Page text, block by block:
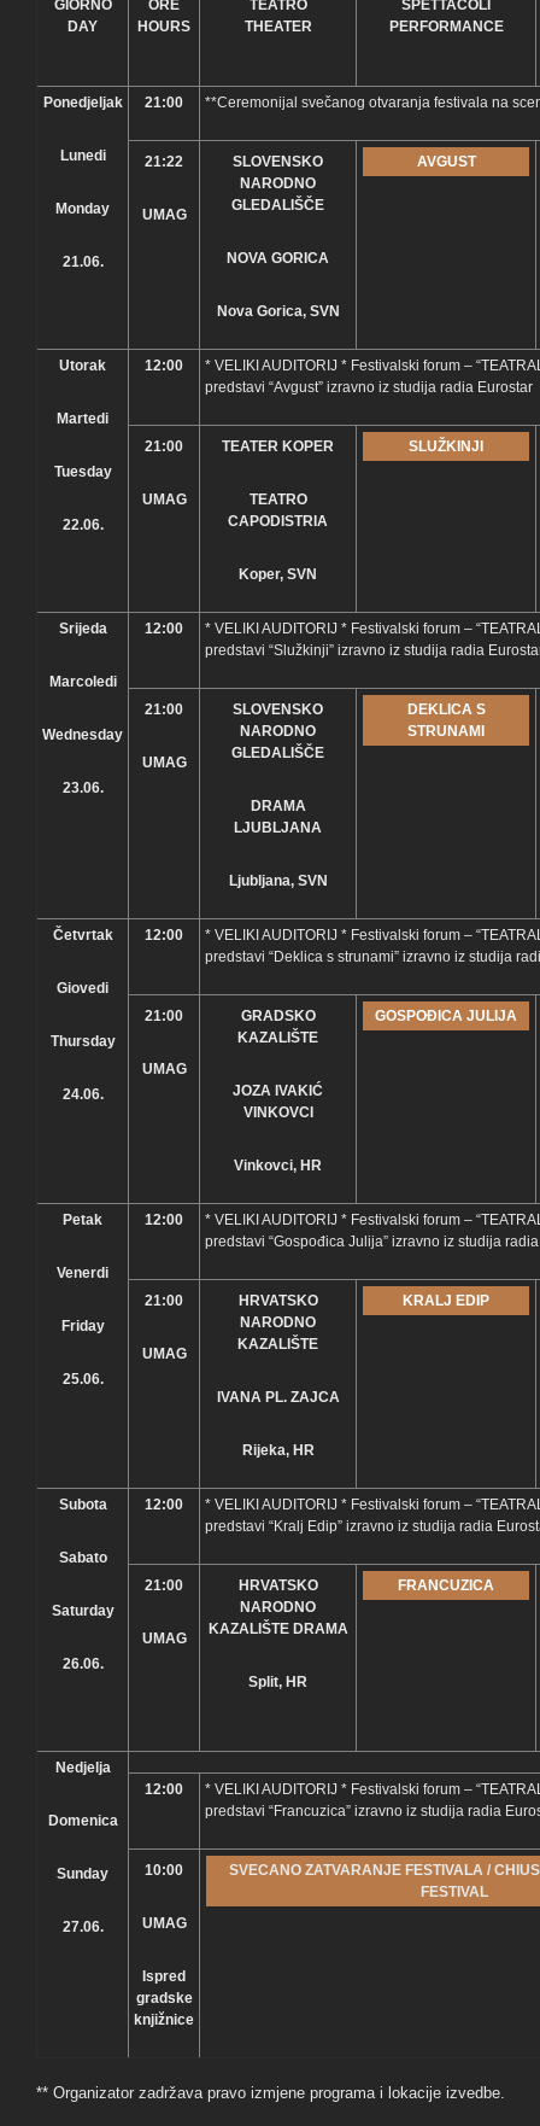
GIORNO
DAY
ORE
HOURS
TEATRO
THEATER
SPETTACOLI
PERFORMANCE
Ponedjeljak
Lunedi
Monday
21.06.
21:00 **Ceremonijal svečanog otvaranja festivala na
21:22
UMAG
SLOVENSKO
NARODNO
GLEDALIŠČE
NOVA GORICA
Nova Gorica, SVN
AVGUST
Utorak
Martedi
Tuesday
22.06.
12:00
* VELIKI AUDITORIJ * Festivalski forum –
predstavi “Avgust” izravno iz studija radia Eurostar
21:00
UMAG
TEATER KOPER
TEATRO
CAPODISTRIA
Koper, SVN
SLUŽKINJI
Srijeda
Marcoledi
Wednesday
23.06.
12:00
* VELIKI AUDITORIJ * Festivalski forum –
predstavi “Služkinji” izravno iz studija radia
21:00
UMAG
SLOVENSKO
NARODNO
GLEDALIŠČE
DRAMA
LJUBLJANA
Ljubljana, SVN
DEKLICA S
STRUNAMI
Četvrtak
Giovedi
Thursday
24.06.
12:00
* VELIKI AUDITORIJ * Festivalski forum –
predstavi “Deklica s strunami” izravno iz studija
21:00
UMAG
GRADSKO
KAZALIŠTE
JOZA IVAKIĆ
VINKOVCI
Vinkovci, HR
GOSPOĐICA JULIJA
Petak
Venerdi
Friday
25.06.
12:00
* VELIKI AUDITORIJ * Festivalski forum –
predstavi “Gospođica Julija” izravno iz studija
21:00
UMAG
HRVATSKO
NARODNO
KAZALIŠTE
IVANA PL. ZAJCA
Rijeka, HR
KRALJ EDIP
Subota
Sabato
Saturday
26.06.
12:00
* VELIKI AUDITORIJ * Festivalski forum –
predstavi “Kralj Edip” izravno iz studija radia
21:00
UMAG
HRVATSKO
NARODNO
KAZALIŠTE DRAMA
Split, HR
FRANCUZICA
Nedjelja
Domenica
Sunday
27.06.
12:00
* VELIKI AUDITORIJ * Festivalski forum –
predstavi “Francuzica” izravno iz studija radia
10:00
UMAG
Ispred
gradske
knjižnice
SVECANO ZATVARANJE FESTIVALA /
FESTIVAL
** Organizator zadržava pravo izmjene programa i lokacije izvedbe.